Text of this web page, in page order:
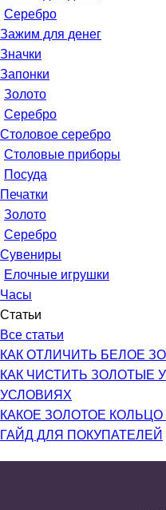
Серебро
Зажим для денег
Значки
Запонки
Золото
Серебро
Столовое серебро
Столовые приборы
Посуда
Печатки
Золото
Серебро
Сувениры
Елочные игрушки
Часы
Статьи
Все статьи
КАК ОТЛИЧИТЬ БЕЛОЕ
КАК ЧИСТИТЬ ЗОЛОТЫЕ
УСЛОВИЯХ
КАКОЕ ЗОЛОТОЕ
ГАЙД ДЛЯ ПОКУПАТЕЛЕЙ